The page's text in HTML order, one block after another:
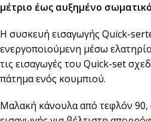
μέτριο έως αυξημένο
Η συσκευή εισαγωγής Quick-
ενεργοποιούμενη μέσω
τις εισαγωγές του Quick-set
πάτημα ενός κουμπιού.
Μαλακή κάνουλα από τεφλόν 90,